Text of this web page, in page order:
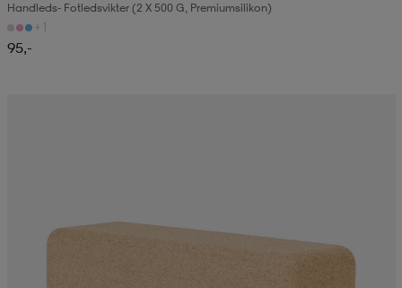
Handleds- Fotledsvikter (2 X 500 G, Premiumsilikon)
+1
95,-